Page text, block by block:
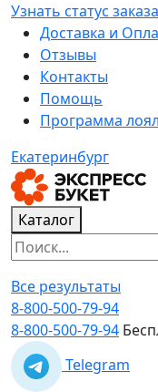
Узнать статус заказа
Доставка и
Отзывы
Контакты
Помощь
Программа
Екатеринбург
Каталог
Все результаты
8-800-500-79-94
8-800-500-79-94
Telegram